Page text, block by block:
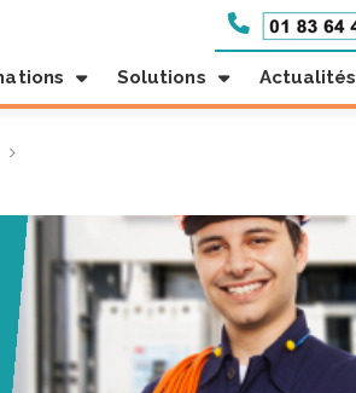
Solutions Actualités